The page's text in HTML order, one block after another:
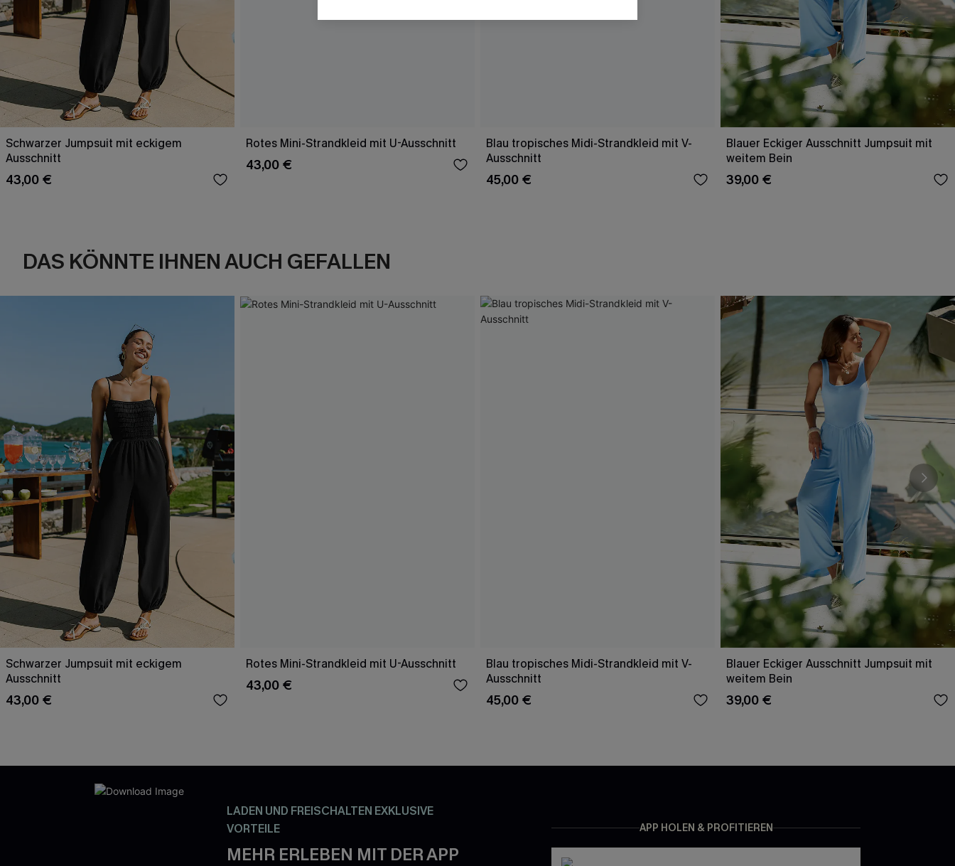
Schwarzer Jumpsuit mit eckigem
Ausschnitt
43,00 €
Rotes Mini-Strandkleid mit U-Ausschnitt
43,00 €
Blau tropisches Midi-Strandkleid mit V-
Ausschnitt
45,00 €
Blauer Eckiger Ausschnitt Jumpsuit mit
weitem Bein
39,00 €
DAS KÖNNTE IHNEN AUCH GEFALLEN
Schwarzer Jumpsuit mit eckigem
Ausschnitt
43,00 €
Rotes Mini-Strandkleid mit U-Ausschnitt
43,00 €
Blau tropisches Midi-Strandkleid mit V-
Ausschnitt
45,00 €
Blauer Eckiger Ausschnitt Jumpsuit mit
weitem Bein
39,00 €
LADEN UND FREISCHALTEN EXKLUSIVE
VORTEILE
MEHR ERLEBEN MIT DER APP
APP HOLEN & PROFITIEREN